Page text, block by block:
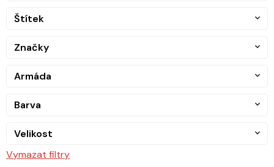
Značky
Armáda
Barva
Velikost
Vymazat filtry
Štítek